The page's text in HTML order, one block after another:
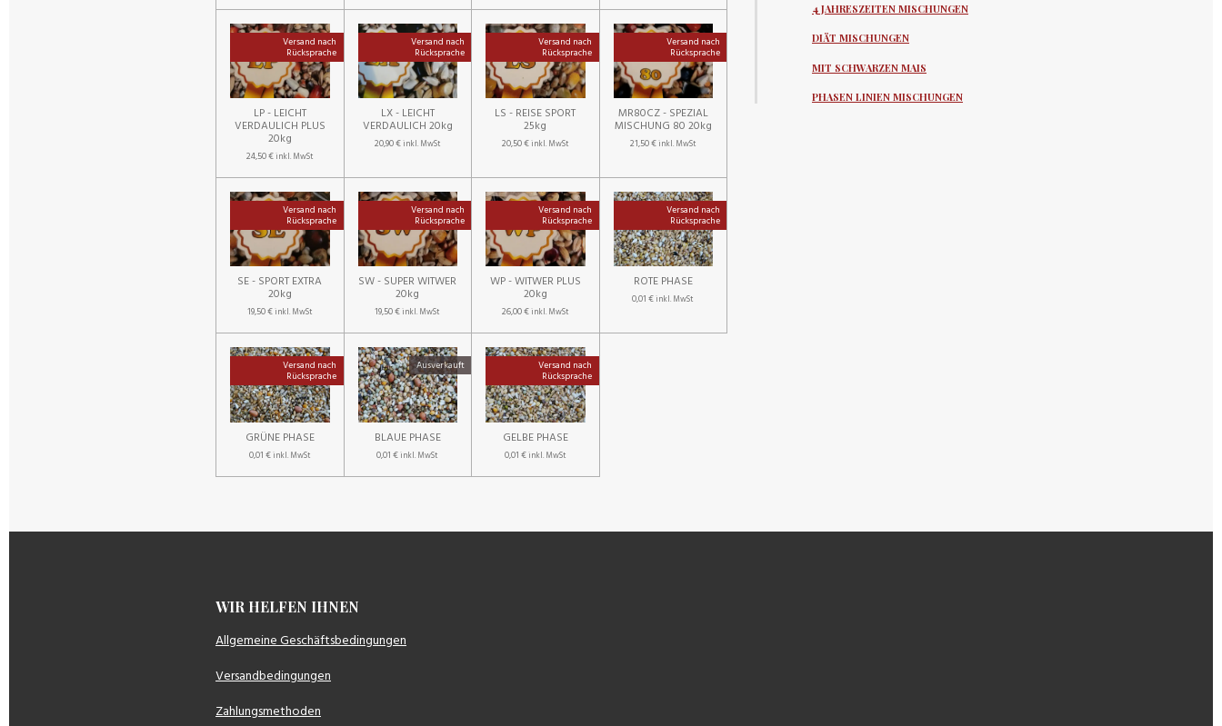
Versand nach
Rücksprache
LP - LEICHT
VERDAULICH PLUS
20kg
24,50 €inkl. MwSt
Versand nach
Rücksprache
LX - LEICHT
VERDAULICH 20kg
20,90 €inkl. MwSt
Versand nach
Rücksprache
LS - REISE SPORT
25kg
20,50 €inkl. MwSt
Versand nach
Rücksprache
MR80CZ - SPEZIAL
MISCHUNG 80 20kg
21,50 €inkl. MwSt
Versand nach
Rücksprache
SE - SPORT EXTRA
20kg
19,50 €inkl. MwSt
Versand nach
Rücksprache
SW - SUPER WITWER
20kg
19,50 €inkl. MwSt
Versand nach
Rücksprache
WP - WITWER PLUS
20kg
26,00 €inkl. MwSt
Versand nach
Rücksprache
ROTE PHASE
0,01 €inkl. MwSt
Versand nach
Rücksprache
GRÜNE PHASE
0,01 €inkl. MwSt
Ausverkauft
BLAUE PHASE
0,01 €inkl. MwSt
Versand nach
Rücksprache
GELBE PHASE
0,01 €inkl. MwSt
4 JAHRESZEITEN MISCHUNGEN
DIÄT MISCHUNGEN
MIT SCHWARZEN MAIS
PHASEN LINIEN MISCHUNGEN
WIR HELFEN IHNEN
Allgemeine Geschäftsbedingungen
Versandbedingungen
Zahlungsmethoden